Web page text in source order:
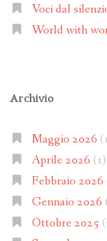
Voci dal
World with
Archivio
Maggio 2026
Aprile 2026 (1)
Febbraio 2026
Gennaio 2026
Ottobre 2025